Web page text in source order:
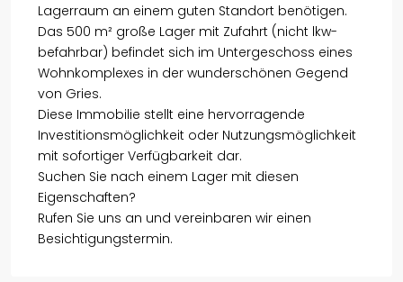
Lagerraum an einem guten Standort benötigen.
Das 500 m² große Lager mit Zufahrt (nicht lkw-
befahrbar) befindet sich im Untergeschoss eines
Wohnkomplexes in der wunderschönen Gegend
von Gries.
Diese Immobilie stellt eine hervorragende
Investitionsmöglichkeit oder Nutzungsmöglichkeit
mit sofortiger Verfügbarkeit dar.
Suchen Sie nach einem Lager mit diesen
Eigenschaften?
Rufen Sie uns an und vereinbaren wir einen
Besichtigungstermin.